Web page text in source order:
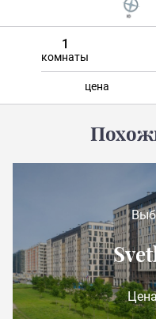
1
комнаты
цена